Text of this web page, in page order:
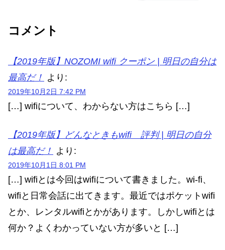
コメント
【2019年版】NOZOMI wifi クーポン | 明日の自分は
最高だ！ より:
2019年10月2日 7:42 PM
[…] wifiについて、わからない方はこちら […]
【2019年版】どんなときもwifi 評判 | 明日の自分
は最高だ！ より:
2019年10月1日 8:01 PM
[…] wifiとは今回はwifiについて書きました。wi-fi、
wifiと日常会話に出てきます。最近ではポケットwifi
とか、レンタルwifiとかがあります。しかしwifiとは
何か？よくわかっていない方が多いと […]